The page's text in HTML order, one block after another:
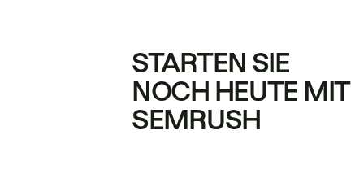
STARTEN SIE
NOCH HEUTE MIT
SEMRUSH